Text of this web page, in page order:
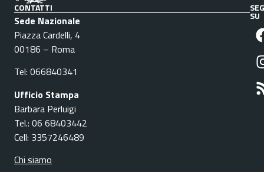
CONTATTI
Sede Nazionale
Piazza Cardelli, 4
00186 – Roma
Tel: 066840341
Ufficio Stampa
Barbara Perluigi
Tel.: 06 68403442
Cell: 3357246489
Chi siamo
SU